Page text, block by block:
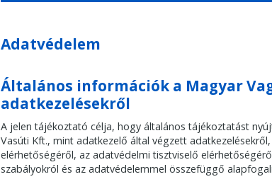
Adatvédelem
Általános információk a Magyar
adatkezelésekről
A jelen tájékoztató célja, hogy általános tájékoztatást
Vasúti Kft., mint adatkezelő által végzett
elérhetőségéről, az adatvédelmi tisztviselő
szabályokról és az adatvédelemmel összefüggő